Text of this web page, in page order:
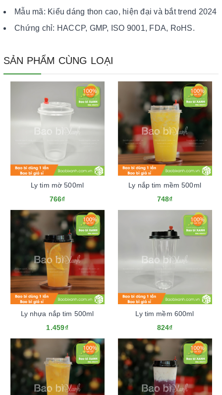
Mẫu mã: Kiểu dáng thon cao, hiện đại và bắt trend 2024
Chứng chỉ: HACCP, GMP, ISO 9001, FDA, RoHS.
SẢN PHẨM CÙNG LOẠI
Ly tim mờ 500ml
766₫
Ly nắp tim mềm 500ml
748₫
Ly nhựa nắp tim 500ml
1.459₫
Ly tim mềm 600ml
824₫